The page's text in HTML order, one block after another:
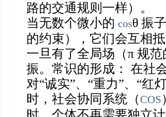
路的交通规则一样）。
当无数个微小的 cosθ 振
的约束），它们会互相
一旦有了全局场（π 规
振。常识的形成： 在社
对“诚实”、“重力”、“红
时，社会协同系统（COS